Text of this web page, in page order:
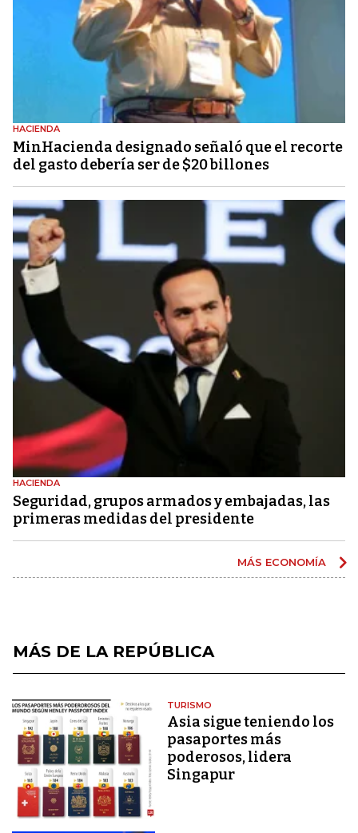
HACIENDA
MinHacienda designado señaló que el recorte
del gasto debería ser de $20 billones
HACIENDA
Seguridad, grupos armados y embajadas, las
primeras medidas del presidente
MÁS ECONOMÍA
MÁS DE LA REPÚBLICA
TURISMO
Asia sigue teniendo los
pasaportes más
poderosos, lidera
Singapur